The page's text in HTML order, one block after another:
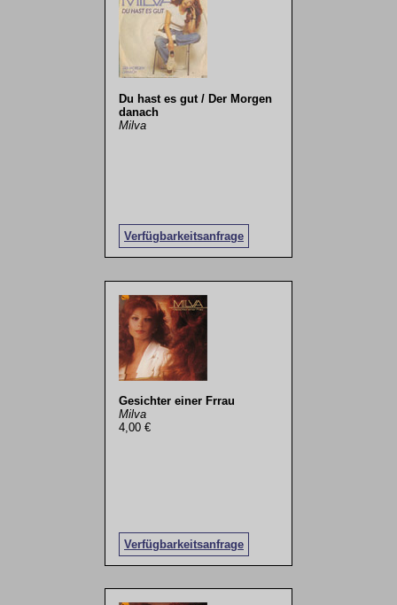
Du hast es gut / Der Morgen
danach
Milva
Verfügbarkeitsanfrage
Gesichter einer Frrau
Milva
4,00 €
Verfügbarkeitsanfrage